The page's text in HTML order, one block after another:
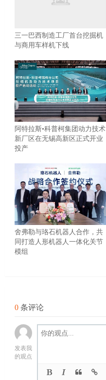
三一巴西制造工厂首台挖掘机
与商用车样机下线
阿特拉斯•科普柯集团动力技术
新厂区在无锡高新区正式开业
投产
舍弗勒与珞石机器人合作，共
同打造人形机器人一体化关节
模组
0 条评论
发表我
的观点